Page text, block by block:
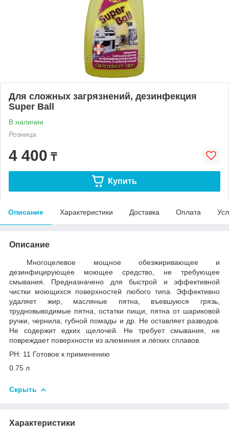
Для сложных загрязнений, дезинфекция
Super Ball
В наличии
Розница
4 400 ₸
Купить
Описание Характеристики Доставка Оплата
Описание
Многоцелевое мощное обезжиривающее и
дезинфицирующее моющее средство, не требующее
смывания. Предназначено для быстрой и эффективной
чистки моющихся поверхностей любого типа. Эффективно
удаляет жир, масляные пятна, въевшуюся грязь,
трудновыводимые пятна, остатки пищи, пятна от шариковой
ручки, чернила, губной помады и др. Не оставляет разводов.
Не содержит едких щелочей. Не требует смывания, не
повреждает поверхности из алюминия и лёгких сплавов.
PH: 11 Готовое к применению
0.75 л
Скрыть
Характеристики